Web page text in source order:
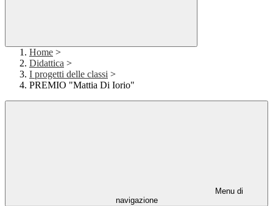
Home >
Didattica >
I progetti delle classi >
PREMIO "Mattia Di Iorio"
Menu di
navigazione